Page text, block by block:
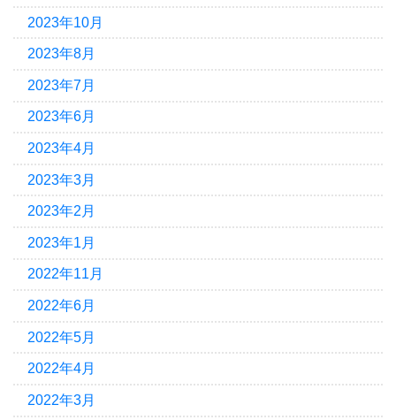
2023年10月
2023年8月
2023年7月
2023年6月
2023年4月
2023年3月
2023年2月
2023年1月
2022年11月
2022年6月
2022年5月
2022年4月
2022年3月